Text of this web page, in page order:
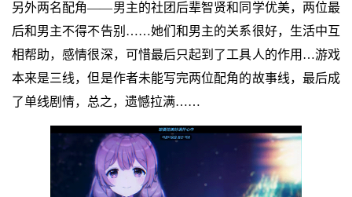
另外两名配角——男主的社团后辈智贤和同学优美，两位最
后和男主不得不告别……她们和男主的关系很好，生活中互
相帮助，感情很深，可惜最后只起到了工具人的作用…游戏
本来是三线，但是作者未能写完两位配角的故事线，最后成
了单线剧情，总之，遗憾拉满……